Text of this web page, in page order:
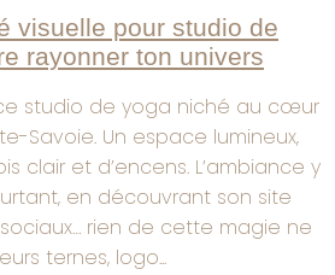
visuelle pour studio de
rayonner ton univers
studio de yoga niché au cœur
Savoie. Un espace lumineux,
clair et d’encens. L’ambiance y
en découvrant son site
rien de cette magie ne
ternes, logo...